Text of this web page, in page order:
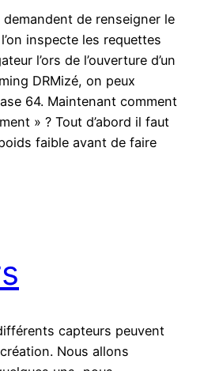
de renseigner le
inspecte les requettes
l’ors de l’ouverture d’un
DRMizé, on peux
64. Maintenant comment
» ? Tout d’abord il faut
faible avant de faire
capteurs peuvent
Nous allons